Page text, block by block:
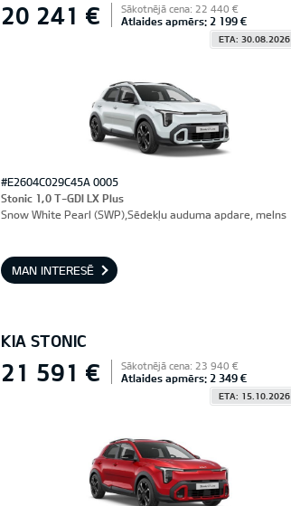
20 241 € Sākotnējā cena: 22 440 €
Atlaides apmērs: 2 199 €
ETA: 30.08.2026
#E2604C029C45A 0005
Stonic 1,0 T-GDI LX Plus
Snow White Pearl (SWP),Sēdekļu auduma apdare, melns
MAN INTERESĒ
KIA STONIC
21 591 € Sākotnējā cena: 23 940 €
Atlaides apmērs: 2 349 €
ETA: 15.10.2026